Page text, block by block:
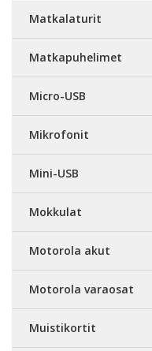
Matkalaturit
Matkapuhelimet
Micro-USB
Mikrofonit
Mini-USB
Mokkulat
Motorola akut
Motorola varaosat
Muistikortit